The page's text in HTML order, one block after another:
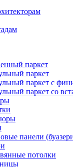
паркет
паркет
паркет с
паркет со
панели
потолки